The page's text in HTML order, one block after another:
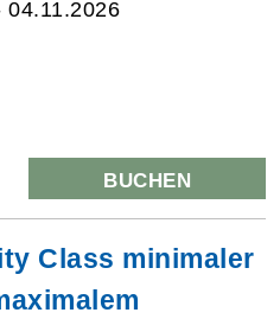
04.11.2026
BUCHEN
Class minimaler